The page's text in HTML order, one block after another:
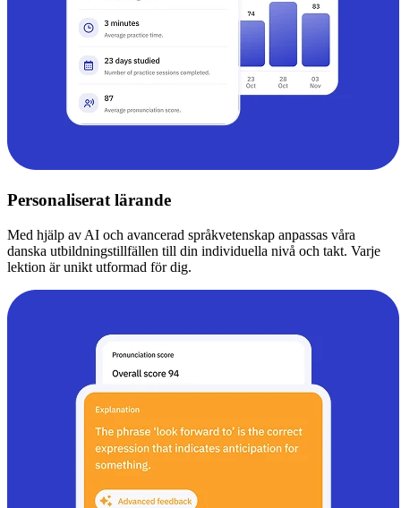
Personaliserat lärande
Med hjälp av AI och avancerad språkvetenskap anpassas våra
danska utbildningstillfällen till din individuella nivå och takt. Varje
lektion är unikt utformad för dig.